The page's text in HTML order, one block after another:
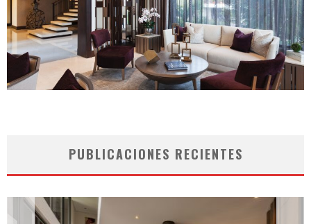
PUBLICACIONES RECIENTES